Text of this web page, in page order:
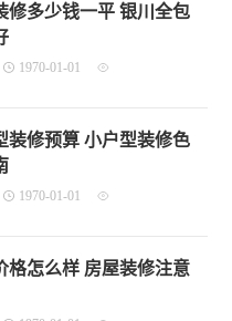
修多少钱一平 银川全包
1970-01-01
装修预算 小户型装修色
1970-01-01
格怎么样 房屋装修注意